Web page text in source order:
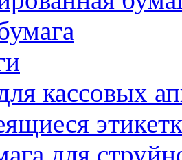
кассовых
для